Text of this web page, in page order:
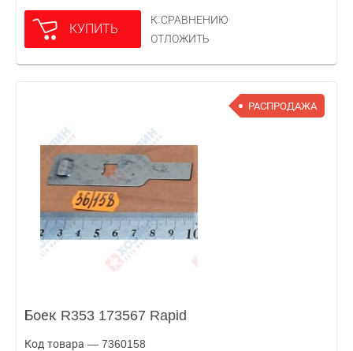
КУПИТЬ
К СРАВНЕНИЮ
ОТЛОЖИТЬ
РАСПРОДАЖА
Боек R353 173567 Rapid
Код товара — 7360158